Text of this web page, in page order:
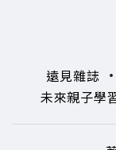
在政府力推「亞
年的關鍵時刻，
到遠見資深主編
財富版圖重組。
金融重鎮？ 🔺不
遠見雜誌
未來親子學